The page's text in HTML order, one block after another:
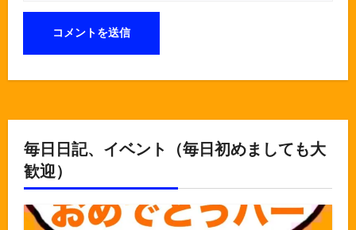
毎日日記、イベント（毎日初めましても大
歓迎）